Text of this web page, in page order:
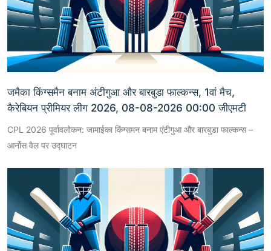
जमैका किंग्समैन बनाम अंटीगुआ और बारबुडा फाल्कन्स, 1वां मैच,
कैरेबियन प्रीमियर लीग 2026, 08-08-2026 00:00 जीएमटी
CPL 2026 पूर्वावलोकन: जामाईका किंग्समन बनाम एंटीगुआ और बारबुडा फाल्कन्स –
आर्नोस वैल पर उद्घाटन